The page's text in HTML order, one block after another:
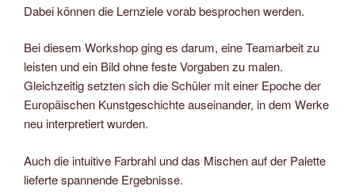
Dabei können die Lernziele vorab besprochen werden.
Bei diesem Workshop ging es darum, eine Teamarbeit zu
leisten und ein Bild ohne feste Vorgaben zu malen.
Gleichzeitig setzten sich die Schüler mit einer Epoche der
Europäischen Kunstgeschichte auseinander, in dem Werke
neu interpretiert wurden.
Auch die intuitive Farbrahl und das Mischen auf der Palette
lieferte spannende Ergebnisse.